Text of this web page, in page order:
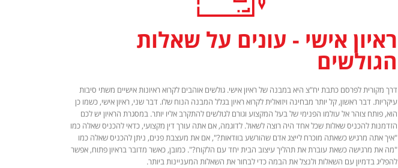
ראיון אישי - עונים על שאלות
הגולשים
דרך מקורית לפרסם כתבת יח"צ היא במבנה של ראיון אישי. גולשים אוהבים לקרוא ראיונות אישיים משתי סיבות
עיקריות. דבר ראשון, קל יותר מבחינה ויזואלית לקרוא ראיון בגלל המבנה הנוח שלו. דבר שני, ראיון אישי, כשמו כן
הוא, פותח צוהר אל עולמו הפנימי של בעל המקצוע וגורם לגולשים להתקרב אליו יותר. במסגרת הראיון יש לכם
הזדמנות להכניס שאלות שכל אחד היה רוצה לשאול. לדוגמה, אם אתה עורך דין מקצועי, כדאי להכניס שאלה כמו
"איך אתה מרגיש כשאתה מוכרח לייצג אדם שהורשע בוודאות?", אם את מעצבת פנים, ניתן להכניס שאלה כמו
"מה את מרגישה כשאת עוברת את תהליך עיצוב הבית יחד עם הלקוח?". כמובן, כאשר מדובר בראיון פתוח, אפשר
להפליג בדמיון עם השאלות ולנצל את הבמה כדי לבחור את השאלות המעניינות ביותר.